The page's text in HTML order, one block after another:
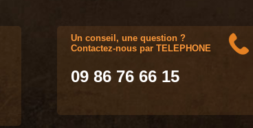
Un conseil, une question ?
Contactez-nous par TELEPHONE
09 86 76 66 15